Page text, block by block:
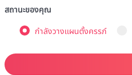
สถานะของคุณ
กำลังวางแผนตั้งครรภ์